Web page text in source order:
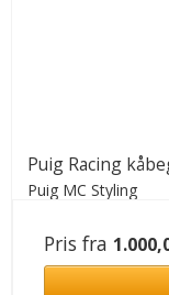
Puig Racing
Puig MC Styling
Pris fra